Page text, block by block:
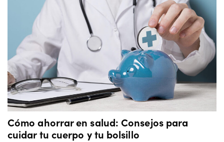
Cómo ahorrar en salud: Consejos para
cuidar tu cuerpo y tu bolsillo